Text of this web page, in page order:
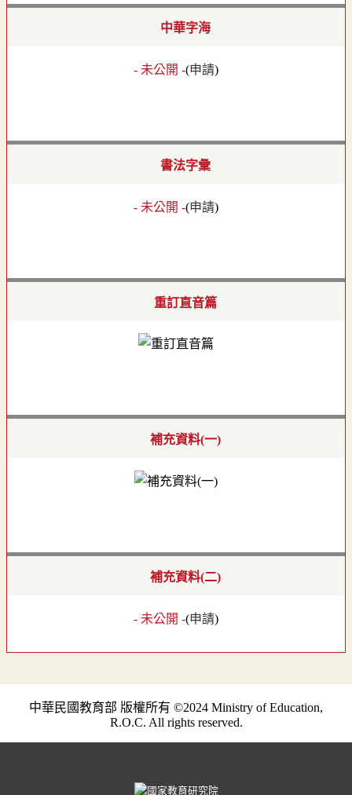
中華字海
- 未公開 -(申請)
書法字彙
- 未公開 -(申請)
重訂直音篇
補充資料(一)
補充資料(二)
- 未公開 -(申請)
中華民國教育部 版權所有 ©2024 Ministry of Education,
R.O.C. All rights reserved.